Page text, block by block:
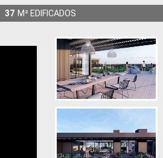
37 M² EDIFICADOS